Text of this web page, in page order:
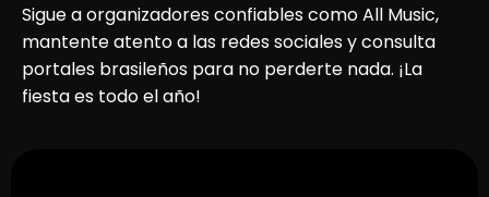
Sigue a organizadores confiables como All Music,
mantente atento a las redes sociales y consulta
portales brasileños para no perderte nada. ¡La
fiesta es todo el año!